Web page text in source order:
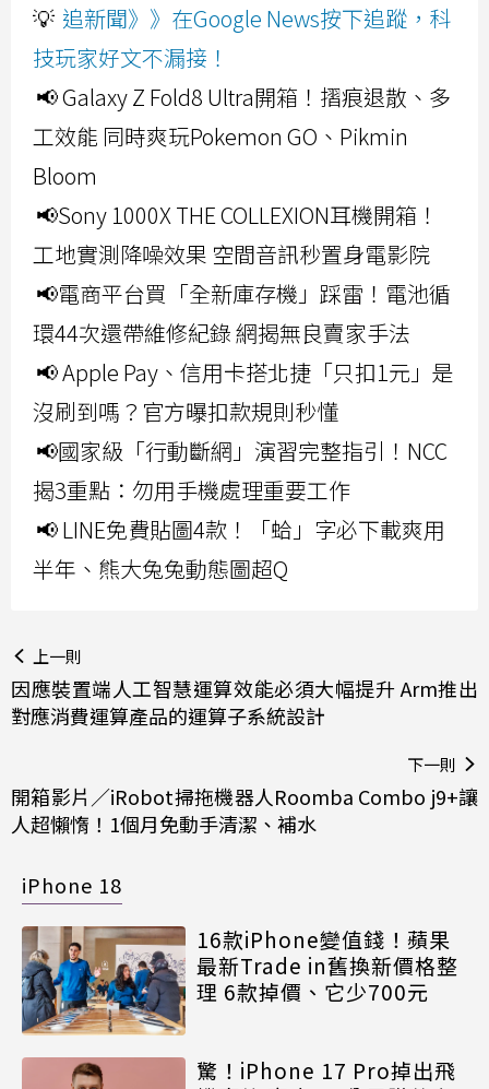
💡 追新聞》》在Google News按下追蹤，科
技玩家好文不漏接！
📢 Galaxy Z Fold8 Ultra開箱！摺痕退散、多
工效能 同時爽玩Pokemon GO、Pikmin
Bloom
📢Sony 1000X THE COLLEXION耳機開箱！
工地實測降噪效果 空間音訊秒置身電影院
📢電商平台買「全新庫存機」踩雷！電池循
環44次還帶維修紀錄 網揭無良賣家手法
📢 Apple Pay、信用卡搭北捷「只扣1元」是
沒刷到嗎？官方曝扣款規則秒懂
📢國家級「行動斷網」演習完整指引！NCC
揭3重點：勿用手機處理重要工作
📢 LINE免費貼圖4款！「蛤」字必下載爽用
半年、熊大兔兔動態圖超Q
上一則
因應裝置端人工智慧運算效能必須大幅提升 Arm推出
對應消費運算產品的運算子系統設計
下一則
開箱影片／iRobot掃拖機器人Roomba Combo j9+讓
人超懶惰！1個月免動手清潔、補水
iPhone 18
16款iPhone變值錢！蘋果
最新Trade in舊換新價格整
理 6款掉價、它少700元
驚！iPhone 17 Pro掉出飛